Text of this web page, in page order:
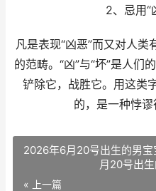
2、忌用“
凡是表现“凶恶”而又对人类
的范畴。“凶”与“坏”是人们
铲除它，战胜它。用这类
的，是一种悖谬
2026年6月20号出生的男
月20号出
« 上一篇